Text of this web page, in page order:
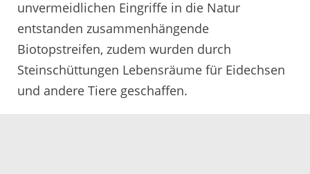
unvermeidlichen Eingriffe in die Natur
entstanden zusammenhängende
Biotopstreifen, zudem wurden durch
Steinschüttungen Lebensräume für Eidechsen
und andere Tiere geschaffen.